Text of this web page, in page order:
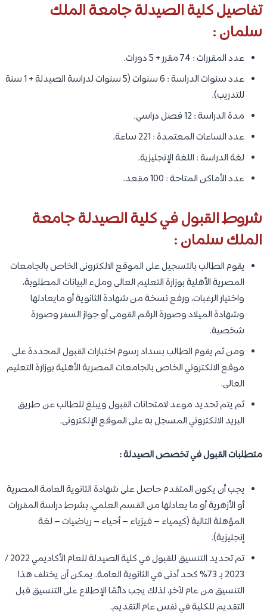
تفاصيل كلية الصيدلة جامعة الملك
سلمان :
عدد المقررات : 74 مقرر + 5 دورات.
عدد سنوات الدراسة : 6 سنوات (5 سنوات لدراسة الصيدلة + 1 سنة
للتدريب).
مدة الدراسة : 12 فصل دراسي.
عدد الساعات المعتمدة : 221 ساعة.
لغة الدراسة : اللغة الإنجليزية.
عدد الأماكن المتاحة : 100 مقعد.
شروط القبول في كلية الصيدلة جامعة
الملك سلمان :
يقوم الطالب بالتسجيل على الموقع الالكترونى الخاص بالجامعات
المصرية الأهلية بوزارة التعليم العالى وملء البيانات المطلوبة،
واختيار الرغبات، ورفع نسخة من شهادة الثانوية أو مايعادلها
وشهادة الميلاد وصورة الرقم القومى أو جواز السفر وصورة
شخصية.
ومن ثم يقوم الطالب بسداد رسوم اختبارات القبول المحددة على
موقع الالكتروني الخاص بالجامعات المصرية الأهلية بوزارة التعليم
العالى.
ثم يتم تحديد موعد لامتحانات القبول ويبلغ للطالب عن طريق
البريد الالكتروني المسجل به على الموقع الإلكترونى.
متطلبات القبول في تخصص الصيدلة :
يجب أن يكون المتقدم حاصل على شهادة الثانوية العامة المصرية
أو الأزهرية أو ما يعادلها من القسم العلمي، بشرط دراسة المقررات
المؤهلة التالية (كيمياء – فيزياء – أحياء – رياضيات – لغة
إنجليزية).
تم تحديد التنسيق للقبول في كلية الصيدلة للعام الأكاديمي 2022 /
2023 بـ 73% كحد أدنى في الثانوية العامة. يمكن أن يختلف هذا
التنسيق من عام لآخر، لذلك يجب دائمًا الإطلاع على التنسيق قبل
التقديم للكلية في نفس عام التقديم.